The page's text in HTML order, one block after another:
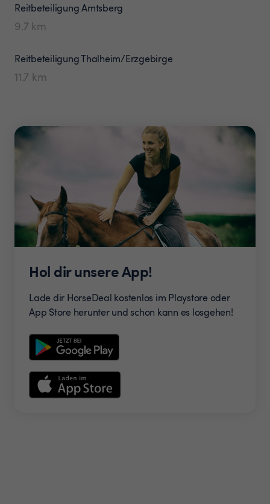
ReitbeteiligungAmtsberg
9.7 km
ReitbeteiligungThalheim/Erzgebirge
11.7 km
Hol dir unsere App!
Lade dir HorseDeal kostenlos im Playstore oder
App Store herunter und schon kann es losgehen!